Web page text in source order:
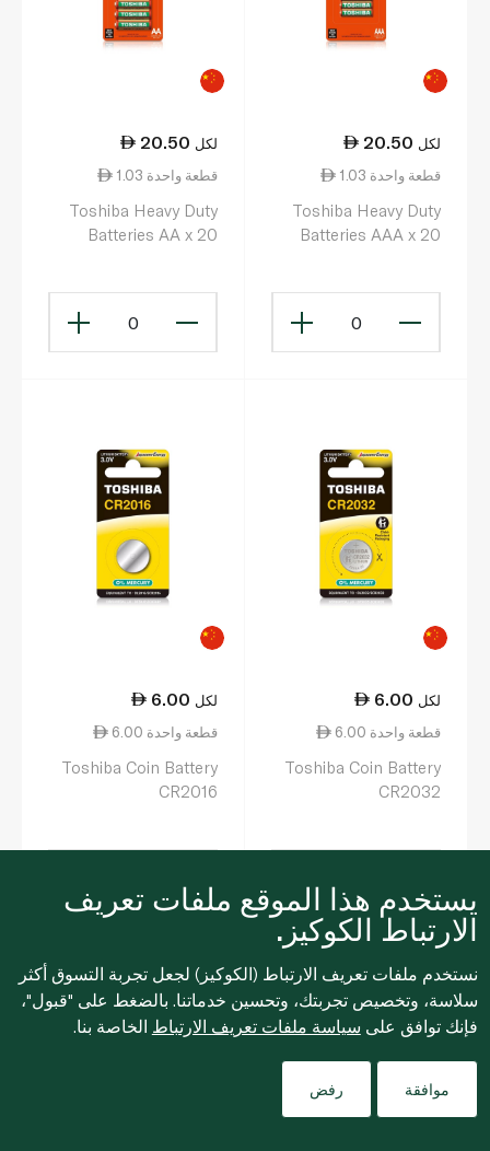
20.50 لكل
1.03 قطعة واحدة
Toshiba Heavy Duty
Batteries AAA x 20
0
20.50 لكل
1.03 قطعة واحدة
Toshiba Heavy Duty
Batteries AA x 20
0
6.00 لكل
6.00 قطعة واحدة
Toshiba Coin Battery
CR2032
6.00 لكل
6.00 قطعة واحدة
Toshiba Coin Battery
CR2016
يستخدم هذا الموقع ملفات تعريف
الارتباط الكوكيز.
نستخدم ملفات تعريف الارتباط (الكوكيز) لجعل تجربة التسوق أكثر
سلاسة، وتخصيص تجربتك، وتحسين خدماتنا. بالضغط على "قبول"،
فإنك توافق على سياسة ملفات تعريف الارتباط الخاصة بنا.
موافقة رفض